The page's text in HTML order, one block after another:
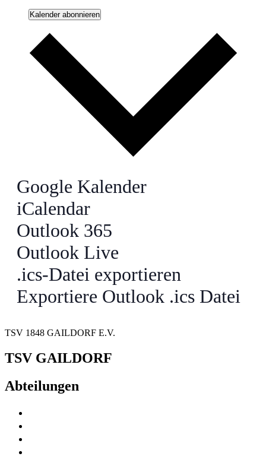
Kalender abonnieren
Google Kalender
iCalendar
Outlook 365
Outlook Live
.ics-Datei exportieren
Exportiere Outlook .ics Datei
TSV 1848 GAILDORF E.V.
TSV GAILDORF
Abteilungen